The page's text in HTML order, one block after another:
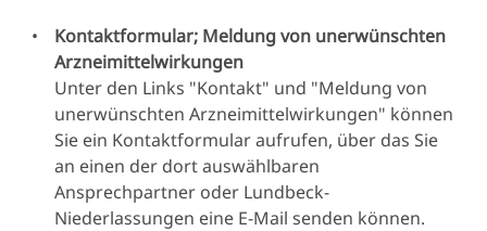
(PV)
oder wenn die Daten für
die medizinische und
wissenschaftliche
Beurteilung und
Bewertung des Falls
relevant sind
Andere
personenbezogene
mit einem
Verbindung
Kontaktformular; Meldung von unerwünschten
Arzneimittelwirkungen
Unter den Links "Kontakt" und "Meldung von
unerwünschten Arzneimittelwirkungen" können
Sie ein Kontaktformular aufrufen, über das Sie
an einen der dort auswählbaren
Ansprechpartner oder Lundbeck-
Niederlassungen eine E-Mail senden können.